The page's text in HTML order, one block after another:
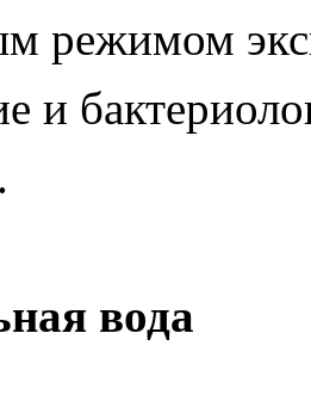
режимом
и
вода